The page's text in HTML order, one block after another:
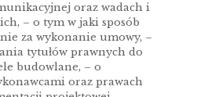
oraz wadach i
– o tym w jaki sposób
za wykonanie umowy, –
tytułów prawnych do
budowlane, – o
oraz prawach